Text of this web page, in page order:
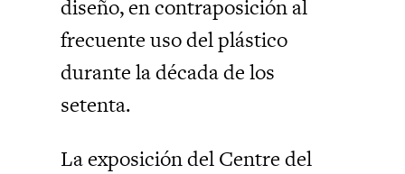
diseño, en contraposición al
frecuente uso del plástico
durante la década de los
setenta.
La exposición del Centre del